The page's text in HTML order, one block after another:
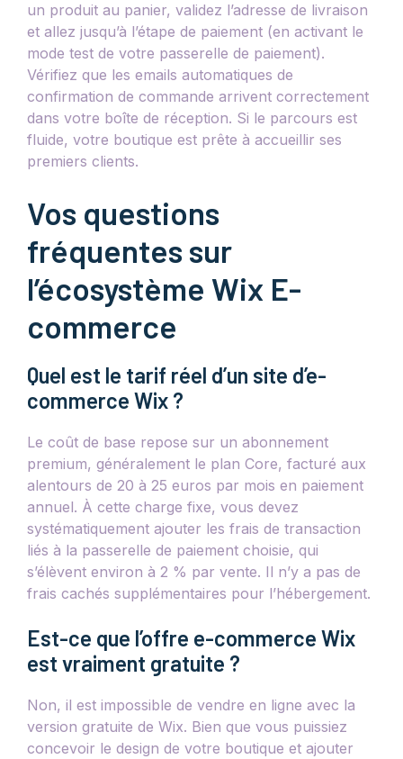
un produit au panier, validez l’adresse de livraison
et allez jusqu’à l’étape de paiement (en activant le
mode test de votre passerelle de paiement).
Vérifiez que les emails automatiques de
confirmation de commande arrivent correctement
dans votre boîte de réception. Si le parcours est
fluide, votre boutique est prête à accueillir ses
premiers clients.
Vos questions
fréquentes sur
l’écosystème Wix E-
commerce
Quel est le tarif réel d’un site d’e-
commerce Wix ?
Le coût de base repose sur un abonnement
premium, généralement le plan Core, facturé aux
alentours de 20 à 25 euros par mois en paiement
annuel. À cette charge fixe, vous devez
systématiquement ajouter les frais de transaction
liés à la passerelle de paiement choisie, qui
s’élèvent environ à 2 % par vente. Il n’y a pas de
frais cachés supplémentaires pour l’hébergement.
Est-ce que l’offre e-commerce Wix
est vraiment gratuite ?
Non, il est impossible de vendre en ligne avec la
version gratuite de Wix. Bien que vous puissiez
concevoir le design de votre boutique et ajouter